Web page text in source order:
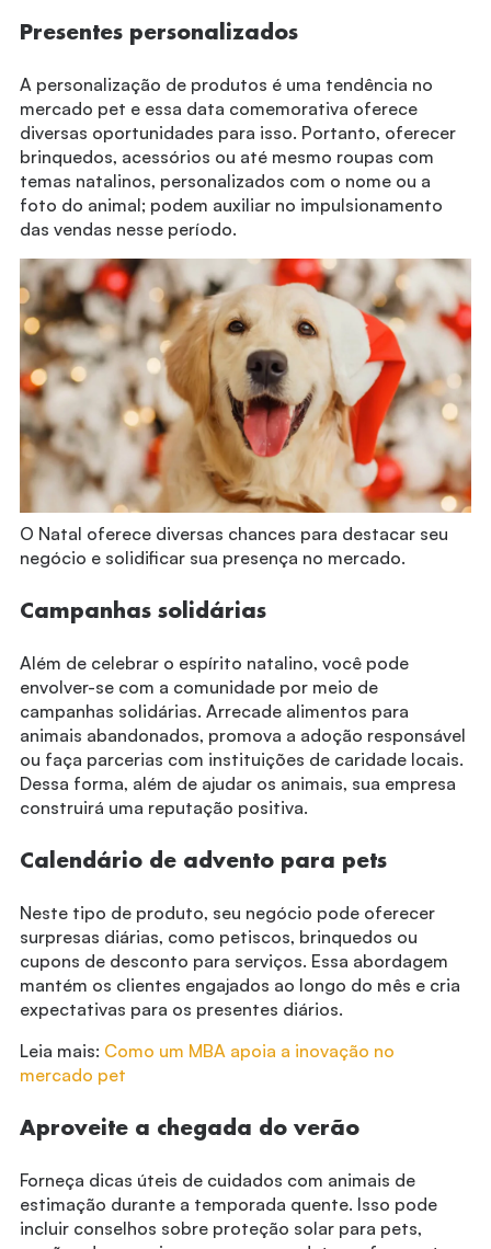
Presentes personalizados
A personalização de produtos é uma tendência no
mercado pet e essa data comemorativa oferece
diversas oportunidades para isso. Portanto, oferecer
brinquedos, acessórios ou até mesmo roupas com
temas natalinos, personalizados com o nome ou a
foto do animal; podem auxiliar no impulsionamento
das vendas nesse período.
O Natal oferece diversas chances para destacar seu
negócio e solidificar sua presença no mercado.
Campanhas solidárias
Além de celebrar o espírito natalino, você pode
envolver-se com a comunidade por meio de
campanhas solidárias. Arrecade alimentos para
animais abandonados, promova a adoção responsável
ou faça parcerias com instituições de caridade locais.
Dessa forma, além de ajudar os animais, sua empresa
construirá uma reputação positiva.
Calendário de advento para pets
Neste tipo de produto, seu negócio pode oferecer
surpresas diárias, como petiscos, brinquedos ou
cupons de desconto para serviços. Essa abordagem
mantém os clientes engajados ao longo do mês e cria
expectativas para os presentes diários.
Leia mais: Como um MBA apoia a inovação no
mercado pet
Aproveite a chegada do verão
Forneça dicas úteis de cuidados com animais de
estimação durante a temporada quente. Isso pode
incluir conselhos sobre proteção solar para pets,